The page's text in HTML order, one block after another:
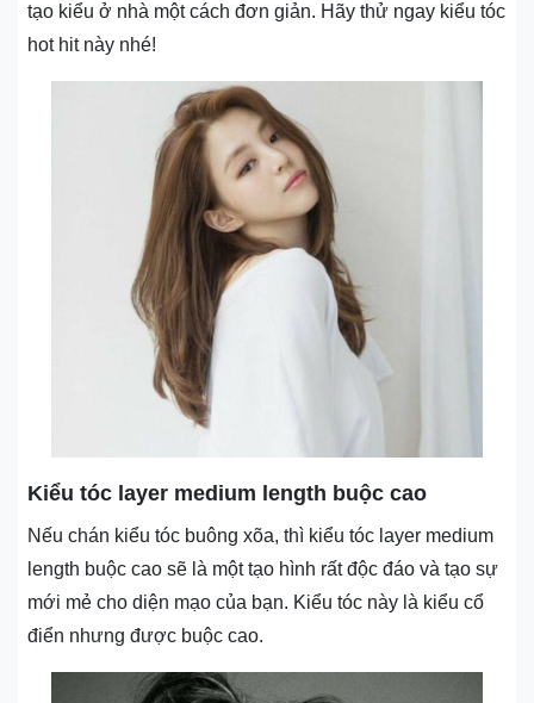
tạo kiểu ở nhà một cách đơn giản. Hãy thử ngay kiểu tóc
hot hit này nhé!
Kiểu tóc layer medium length buộc cao
Nếu chán kiểu tóc buông xõa, thì kiểu tóc layer medium
length buộc cao sẽ là một tạo hình rất độc đáo và tạo sự
mới mẻ cho diện mạo của bạn. Kiểu tóc này là kiểu cổ
điển nhưng được buộc cao.